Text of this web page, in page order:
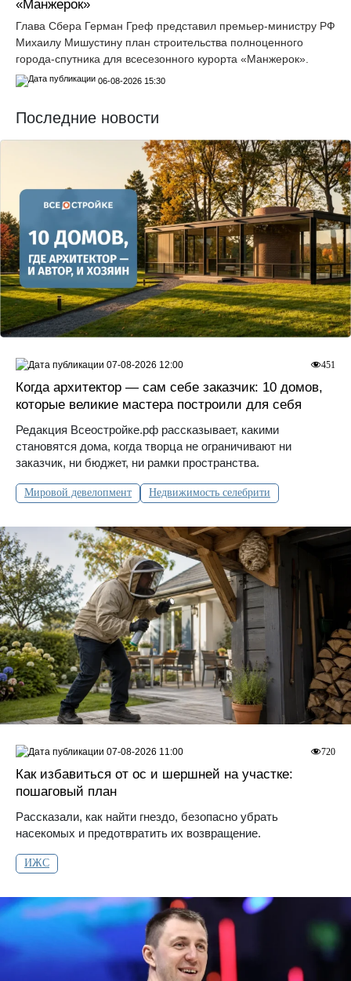
«Манжерок»
Глава Сбера Герман Греф представил премьер-министру РФ
Михаилу Мишустину план строительства полноценного
города-спутника для всесезонного курорта «Манжерок».
06-08-2026 15:30
Последние новости
Когда архитектор — сам себе заказчик: 10 домов,
которые великие мастера построили для себя
Редакция Всеостройке.рф рассказывает, какими
становятся дома, когда творца не ограничивают ни
заказчик, ни бюджет, ни рамки пространства.
Мировой девелопмент Недвижимость селебрити
451
07-08-2026 12:00
Как избавиться от ос и шершней на участке:
пошаговый план
Рассказали, как найти гнездо, безопасно убрать
насекомых и предотвратить их возвращение.
ИЖС
720
07-08-2026 11:00